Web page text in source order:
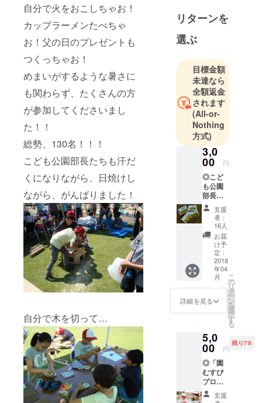
自分で火をおこしちゃお！
カップラーメンたべちゃ
お！父の日のプレゼントも
つくっちゃお！
めまいがするような暑さに
も関わらず、たくさんの方
が参加してくださいまし
た！！
総勢、130名！！！
こども公園部長たちも汗だ
くになりながら、日焼けし
ながら、がんばりました！
自分で木を切って…
います。そ
して、彼ら
をサポート
するために
造園屋さん
と村の有志
が立ち上が
り、今、
「舟橋村・
園むすびプ
ロジェク
ト」が動き
始めまし
た。「こど
もたちが毎
日遊びに来
たくなる公
園」をこど
もたちのア
イデアと、
こどもたち
の手で、実
現していき
ます！
リターンを
選ぶ
目標金額
未達なら
全額返金
されます
(All-or-
Nothing
方式)
3,0
00 円
◎こど
も公園
部長直
筆サイ
ン入り
お礼の
ポスト
カード
◎「園
むすび
プロ
ジェク
ト」
ホーム
ページ
シャル
サポー
ター」
として
お名前
を掲載
（文字
支援
者：
16人
お届
け予
定：
2018
年04
月
詳細を見る
こ
の
リ
タ
ー
ン
を
選
択
す
る
5,0
00 円
残り78
◎「園
むすび
プロ
ジェク
ト」オ
支援